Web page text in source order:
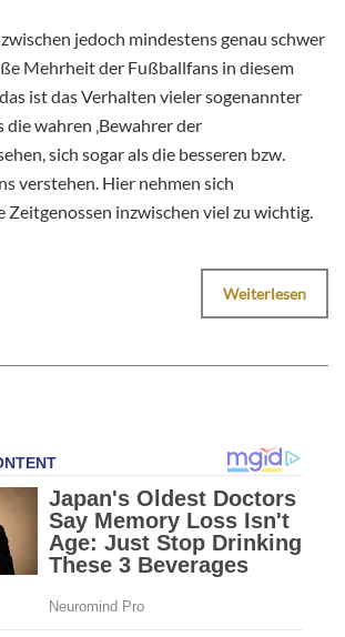
jedoch mindestens genau schwer
Mehrheit der Fußballfans in diesem
ist das Verhalten vieler sogenannter
die wahren ‚Bewahrer der
sich sogar als die besseren bzw.
verstehen. Hier nehmen sich
Zeitgenossen inzwischen viel zu wichtig.
Weiterlesen